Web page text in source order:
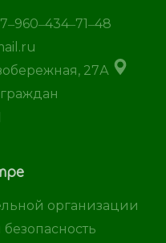
организации
27А